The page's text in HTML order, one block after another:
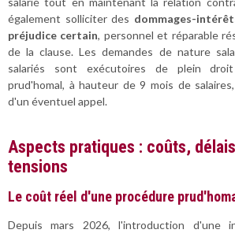
également solliciter des dommages-
préjudice certain, personnel et réparable
de la clause. Les demandes de nature
salariés sont exécutoires de plein
prud'homal, à hauteur de 9 mois de
d'un éventuel appel.
Aspects pratiques : coûts,
tensions
Le coût réel d'une procédure
Depuis mars 2026, l'introduction d'une